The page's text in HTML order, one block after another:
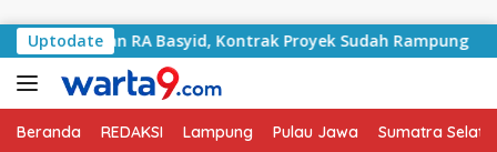
Uptodate
RA Basyid, Kontrak Proyek Sudah Rampung
Beranda REDAKSI Lampung Pulau Jawa Sumatra